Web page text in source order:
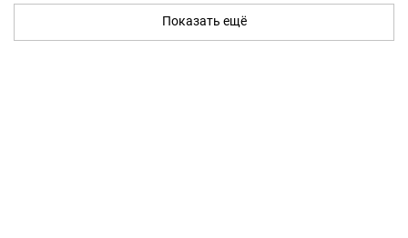
Показать ещё